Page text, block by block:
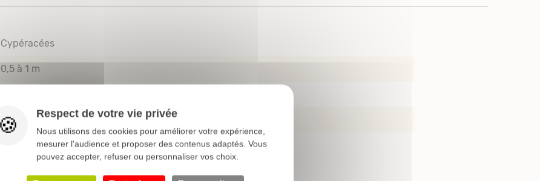
Cypéracées
0,5 à 1 m
Persistant
Voir notre dossier sur les graminées >
Respect de votre vie privée
Nous utilisons des cookies pour améliorer votre expérience,
mesurer l'audience et proposer des contenus adaptés. Vous
pouvez accepter, refuser ou personnaliser vos choix.